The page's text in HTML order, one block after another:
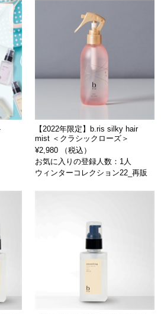
【2022年限定】b.ris silky hair
mist ＜クラシックローズ＞
¥2,980 （税込）
お気に入りの登録人数：1人
ウィンターコレクション22_再販